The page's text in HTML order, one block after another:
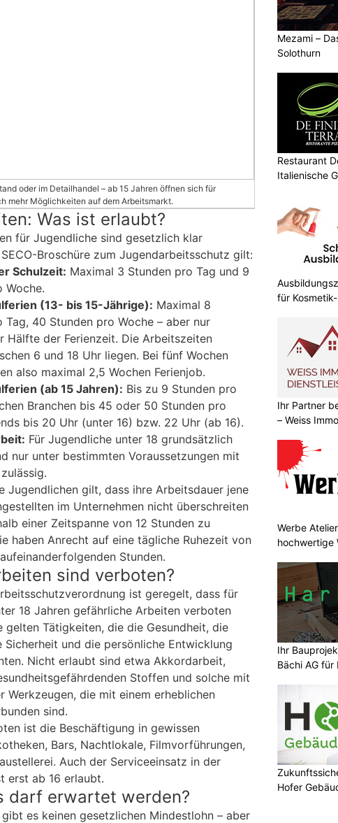
oder im Detailhandel – ab 15 Jahren öffnen sich für
mehr Möglichkeiten auf dem Arbeitsmarkt.
Was ist erlaubt?
für Jugendliche sind gesetzlich klar
Broschüre zum Jugendarbeitsschutz gilt:
Schulzeit: Maximal 3 Stunden pro Tag und 9
Woche.
(13- bis 15-Jährige): Maximal 8
Tag, 40 Stunden pro Woche – aber nur
Hälfte der Ferienzeit. Die Arbeitszeiten
6 und 18 Uhr liegen. Bei fünf Wochen
also maximal 2,5 Wochen Ferienjob.
(ab 15 Jahren): Bis zu 9 Stunden pro
Branchen bis 45 oder 50 Stunden pro
bis 20 Uhr (unter 16) bzw. 22 Uhr (ab 16).
Für Jugendliche unter 18 grundsätzlich
nur unter bestimmten Voraussetzungen mit
Jugendlichen gilt, dass ihre Arbeitsdauer jene
im Unternehmen nicht überschreiten
einer Zeitspanne von 12 Stunden zu
haben Anrecht auf eine tägliche Ruhezeit von
Stunden.
sind verboten?
ist geregelt, dass für
18 Jahren gefährliche Arbeiten verboten
gelten Tätigkeiten, die die Gesundheit, die
Sicherheit und die persönliche Entwicklung
Nicht erlaubt sind etwa Akkordarbeit,
Stoffen und solche mit
Werkzeugen, die mit einem erheblichen
sind.
ist die Beschäftigung in gewissen
Bars, Nachtlokale, Filmvorführungen,
Auch der Serviceeinsatz in der
erst ab 16 erlaubt.
darf erwartet werden?
es keinen gesetzlichen Mindestlohn – aber
Mezami –
Solothurn
Restaurant
Italienische
für
Ihr Partner
– Weiss
Werbe
hochwertige
Ihr
Bächi AG
Hofer